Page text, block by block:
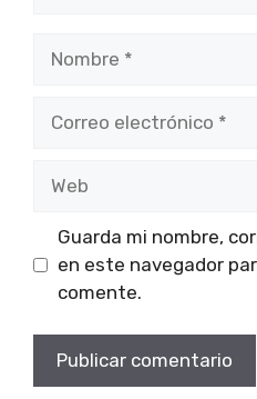
electrónico
Guarda mi nombre,
en este navegador
comente.